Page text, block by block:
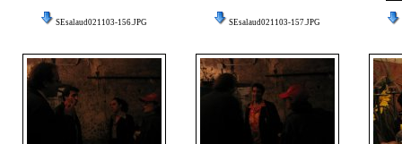
SEsalaud021103-156.JPG SEsalaud021103-157.JPG